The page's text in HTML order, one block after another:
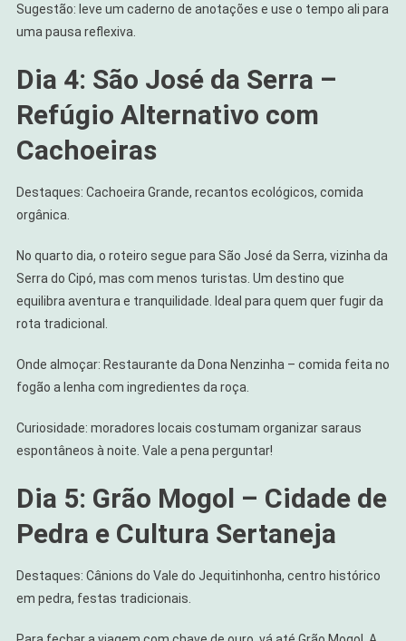
Sugestão: leve um caderno de anotações e use o tempo ali para
uma pausa reflexiva.
Dia 4: São José da Serra –
Refúgio Alternativo com
Cachoeiras
Destaques: Cachoeira Grande, recantos ecológicos, comida
orgânica.
No quarto dia, o roteiro segue para São José da Serra, vizinha da
Serra do Cipó, mas com menos turistas. Um destino que
equilibra aventura e tranquilidade. Ideal para quem quer fugir da
rota tradicional.
Onde almoçar: Restaurante da Dona Nenzinha – comida feita no
fogão a lenha com ingredientes da roça.
Curiosidade: moradores locais costumam organizar saraus
espontâneos à noite. Vale a pena perguntar!
Dia 5: Grão Mogol – Cidade de
Pedra e Cultura Sertaneja
Destaques: Cânions do Vale do Jequitinhonha, centro histórico
em pedra, festas tradicionais.